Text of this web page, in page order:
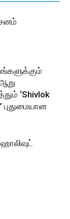
‘Shivlok
புதுமையான